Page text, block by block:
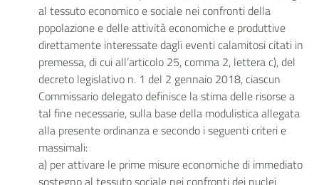
al tessuto economico e sociale nei confronti della
popolazione e delle attività economiche e produttive
direttamente interessate dagli eventi calamitosi citati in
premessa, di cui all’articolo 25, comma 2, lettera c), del
decreto legislativo n. 1 del 2 gennaio 2018, ciascun
Commissario delegato definisce la stima delle risorse a
tal fine necessarie, sulla base della modulistica allegata
alla presente ordinanza e secondo i seguenti criteri e
massimali:
a) per attivare le prime misure economiche di immediato
sostegno al tessuto sociale nei confronti dei nuclei